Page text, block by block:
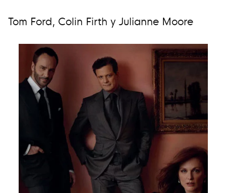
Tom Ford, Colin Firth y Julianne Moore